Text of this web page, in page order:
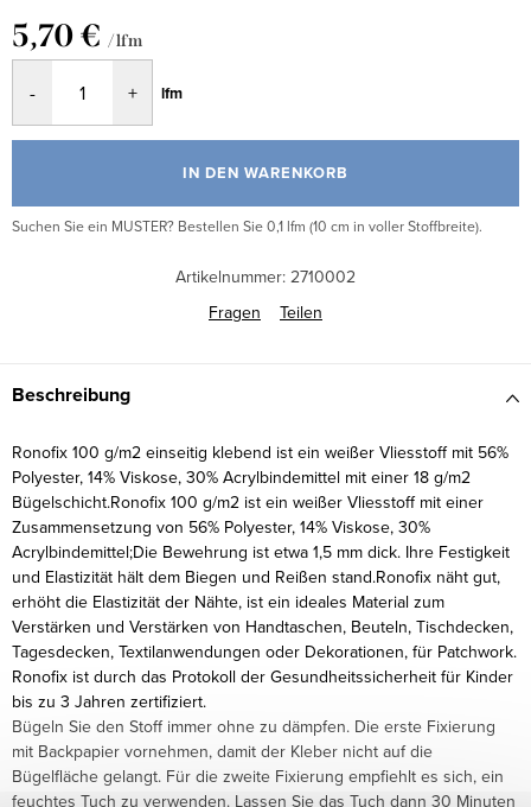
5,70 € / lfm
lfm
IN DEN WARENKORB
Suchen Sie ein MUSTER? Bestellen Sie 0,1 lfm (10 cm in voller Stoffbreite).
Artikelnummer: 2710002
Fragen
Teilen
Beschreibung
Ronofix 100 g/m2 einseitig klebend ist ein weißer Vliesstoff mit 56%
Polyester, 14% Viskose, 30% Acrylbindemittel mit einer 18 g/m2
Bügelschicht.Ronofix 100 g/m2 ist ein weißer Vliesstoff mit einer
Zusammensetzung von 56% Polyester, 14% Viskose, 30%
Acrylbindemittel;Die Bewehrung ist etwa 1,5 mm dick. Ihre Festigkeit
und Elastizität hält dem Biegen und Reißen stand.Ronofix näht gut,
erhöht die Elastizität der Nähte, ist ein ideales Material zum
Verstärken und Verstärken von Handtaschen, Beuteln, Tischdecken,
Tagesdecken, Textilanwendungen oder Dekorationen, für Patchwork.
Ronofix ist durch das Protokoll der Gesundheitssicherheit für Kinder
bis zu 3 Jahren zertifiziert.
Bügeln Sie den Stoff immer ohne zu dämpfen. Die erste Fixierung
mit Backpapier vornehmen, damit der Kleber nicht auf die
Bügelfläche gelangt. Für die zweite Fixierung empfiehlt es sich, ein
feuchtes Tuch zu verwenden. Lassen Sie das Tuch dann 30 Minuten